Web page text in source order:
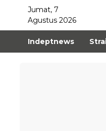
Jumat, 7
Agustus 2026
Indeptnews